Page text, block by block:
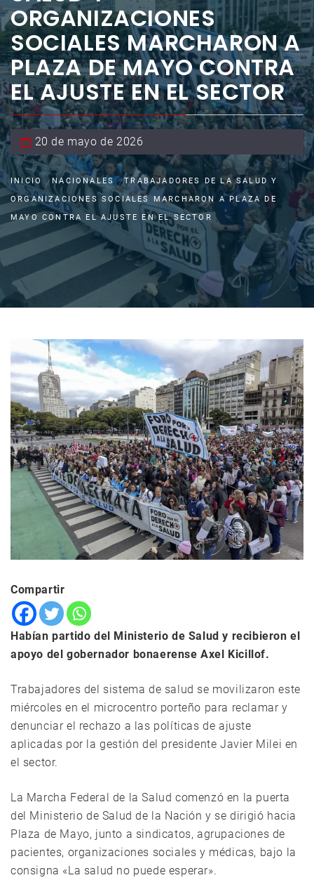
ORGANIZACIONES
SOCIALES MARCHARON A
PLAZA DE MAYO CONTRA
EL AJUSTE EN EL SECTOR
20 de mayo de 2026
INICIO NACIONALES
TRABAJADORES DE LA SALUD Y
ORGANIZACIONES SOCIALES MARCHARON A PLAZA DE
MAYO CONTRA EL AJUSTE EN EL SECTOR
Compartir
Habían partido del Ministerio de Salud y recibieron el
apoyo del gobernador bonaerense Axel Kicillof.
Trabajadores del sistema de salud se movilizaron este
miércoles en el microcentro porteño para reclamar y
denunciar el rechazo a las políticas de ajuste
aplicadas por la gestión del presidente Javier Milei en
el sector.
La Marcha Federal de la Salud comenzó en la puerta
del Ministerio de Salud de la Nación y se dirigió hacia
Plaza de Mayo, junto a sindicatos, agrupaciones de
pacientes, organizaciones sociales y médicas, bajo la
consigna «La salud no puede esperar».